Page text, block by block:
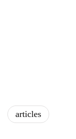
articles